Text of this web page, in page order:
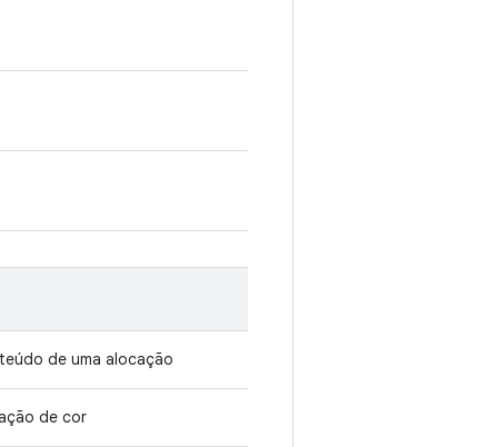
de uma alocação
de cor